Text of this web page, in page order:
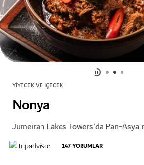
YIYECEK VE İÇECEK
Nonya
Jumeirah Lakes Towers'da Pan-Asya
147YORUMLAR